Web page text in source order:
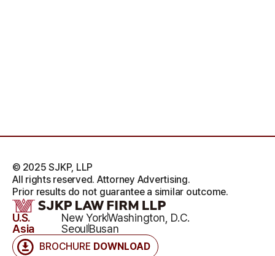
BROCHURE DOWNLOAD
U.S. New YorkWashington, D.C.
Asia
SeoulBusan
© 2025 SJKP, LLP
All rights reserved. Attorney Advertising.
Prior results do not guarantee a similar outcome.